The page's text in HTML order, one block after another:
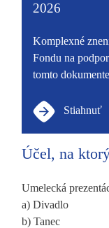
2026
Komplexné
Fondu na
tomto
Stiahnuť
Účel, na
Umelecká
a) Divadlo
b) Tanec